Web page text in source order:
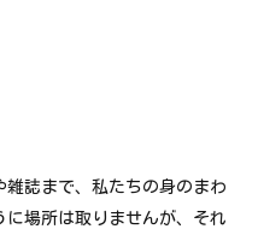
誌まで、私たちの身のまわ
に場所は取りませんが、それ